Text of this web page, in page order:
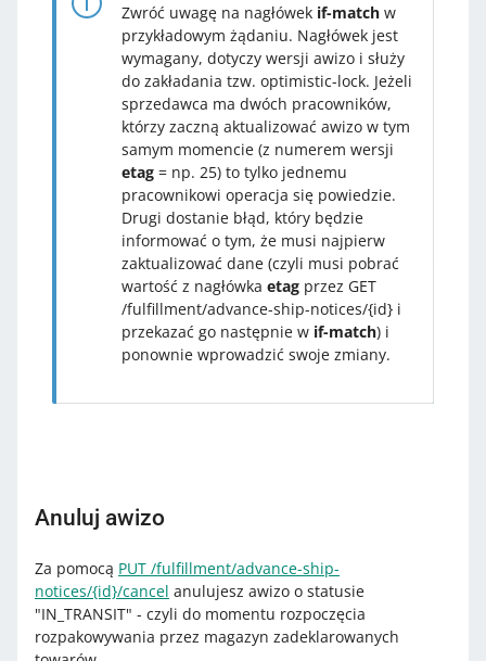
Zwróć uwagę na nagłówek if-match w
przykładowym żądaniu. Nagłówek jest
wymagany, dotyczy wersji awizo i służy
do zakładania tzw. optimistic-lock. Jeżeli
sprzedawca ma dwóch pracowników,
którzy zaczną aktualizować awizo w tym
samym momencie (z numerem wersji
etag = np. 25) to tylko jednemu
pracownikowi operacja się powiedzie.
Drugi dostanie błąd, który będzie
informować o tym, że musi najpierw
zaktualizować dane (czyli musi pobrać
wartość z nagłówka etag przez GET
/fulfillment/advance-ship-notices/{id} i
przekazać go następnie w if-match) i
ponownie wprowadzić swoje zmiany.
Anuluj awizo
Za pomocą PUT /fulfillment/advance-ship-
notices/{id}/cancel anulujesz awizo o statusie
"IN_TRANSIT" - czyli do momentu rozpoczęcia
rozpakowywania przez magazyn zadeklarowanych